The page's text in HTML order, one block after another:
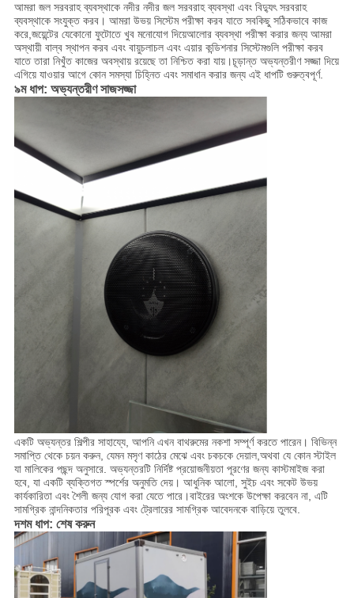
আমরা জল সরবরাহ ব্যবস্থাকে নদীর নদীর জল সরবরাহ ব্যবস্থা এবং বিদ্যুৎ সরবরাহ
ব্যবস্থাকে সংযুক্ত করব। আমরা উভয় সিস্টেম পরীক্ষা করব যাতে সবকিছু সঠিকভাবে কাজ
করে,জয়েন্টের যেকোনো ফুটোতে খুব মনোযোগ দিয়েআলোর ব্যবস্থা পরীক্ষা করার জন্য আমরা
অস্থায়ী বাল্ব স্থাপন করব এবং বায়ুচলাচল এবং এয়ার কন্ডিশনার সিস্টেমগুলি পরীক্ষা করব
যাতে তারা নিখুঁত কাজের অবস্থায় রয়েছে তা নিশ্চিত করা যায়।চূড়ান্ত অভ্যন্তরীণ সজ্জা দিয়ে
এগিয়ে যাওয়ার আগে কোন সমস্যা চিহ্নিত এবং সমাধান করার জন্য এই ধাপটি গুরুত্বপূর্ণ.
৯ম ধাপ: অভ্যন্তরীণ সাজসজ্জা
একটি অভ্যন্তর শিল্পীর সাহায্যে, আপনি এখন বাথরুমের নকশা সম্পূর্ণ করতে পারেন। বিভিন্ন
সমাপ্তি থেকে চয়ন করুন, যেমন মসৃণ কাঠের মেঝে এবং চকচকে দেয়াল,অথবা যে কোন স্টাইল
যা মালিকের পছন্দ অনুসারে. অভ্যন্তরটি নির্দিষ্ট প্রয়োজনীয়তা পূরণের জন্য কাস্টমাইজ করা
হবে, যা একটি ব্যক্তিগত স্পর্শের অনুমতি দেয়। আধুনিক আলো, সুইচ এবং সকেট উভয়
কার্যকারিতা এবং শৈলী জন্য যোগ করা যেতে পারে।বাইরের অংশকে উপেক্ষা করবেন না, এটি
সামগ্রিক নান্দনিকতার পরিপূরক এবং ট্রেলারের সামগ্রিক আবেদনকে বাড়িয়ে তুলবে.
দশম ধাপ: শেষ করুন